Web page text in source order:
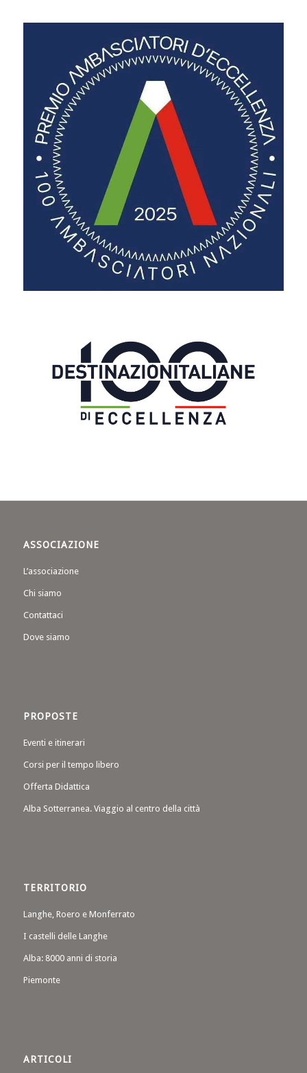
ASSOCIAZIONE
L’associazione
Chi siamo
Contattaci
Dove siamo
PROPOSTE
Eventi e itinerari
Corsi per il tempo libero
Offerta Didattica
Alba Sotterranea. Viaggio al centro della città
TERRITORIO
Langhe, Roero e Monferrato
I castelli delle Langhe
Alba: 8000 anni di storia
Piemonte
ARTICOLI